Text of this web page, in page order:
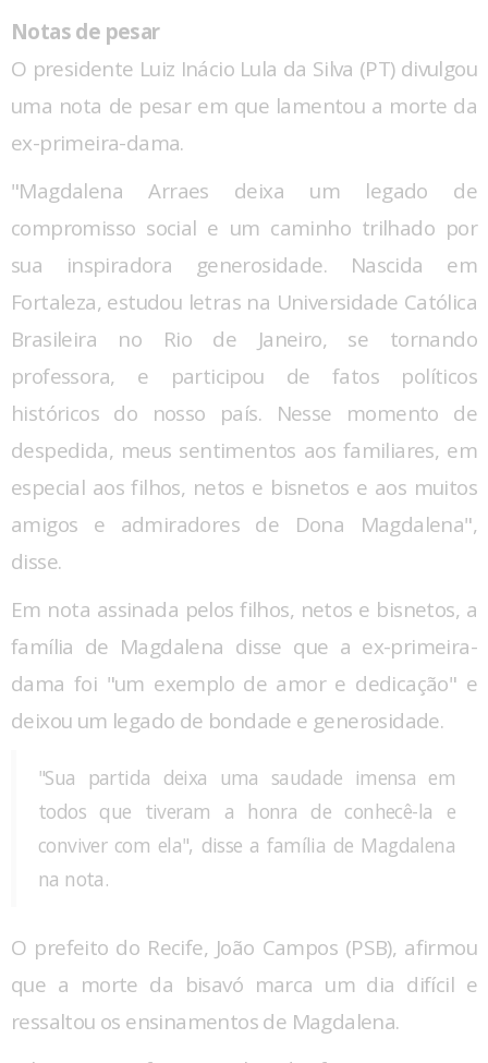
Notas de pesar
O presidente Luiz Inácio Lula da Silva (PT) divulgou
uma nota de pesar em que lamentou a morte da
ex-primeira-dama.
"Magdalena Arraes deixa um legado de
compromisso social e um caminho trilhado por
sua inspiradora generosidade. Nascida em
Fortaleza, estudou letras na Universidade Católica
Brasileira no Rio de Janeiro, se tornando
professora, e participou de fatos políticos
históricos do nosso país. Nesse momento de
despedida, meus sentimentos aos familiares, em
especial aos filhos, netos e bisnetos e aos muitos
amigos e admiradores de Dona Magdalena",
disse.
Em nota assinada pelos filhos, netos e bisnetos, a
família de Magdalena disse que a ex-primeira-
dama foi "um exemplo de amor e dedicação" e
deixou um legado de bondade e generosidade.
"Sua partida deixa uma saudade imensa em
todos que tiveram a honra de conhecê-la e
conviver com ela", disse a família de Magdalena
na nota.
O prefeito do Recife, João Campos (PSB), afirmou
que a morte da bisavó marca um dia difícil e
ressaltou os ensinamentos de Magdalena.